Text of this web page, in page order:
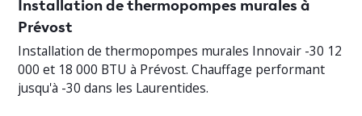
Prévost
Installation de thermopompes murales Innovair -30 12
000 et 18 000 BTU à Prévost. Chauffage performant
jusqu'à -30 dans les Laurentides.